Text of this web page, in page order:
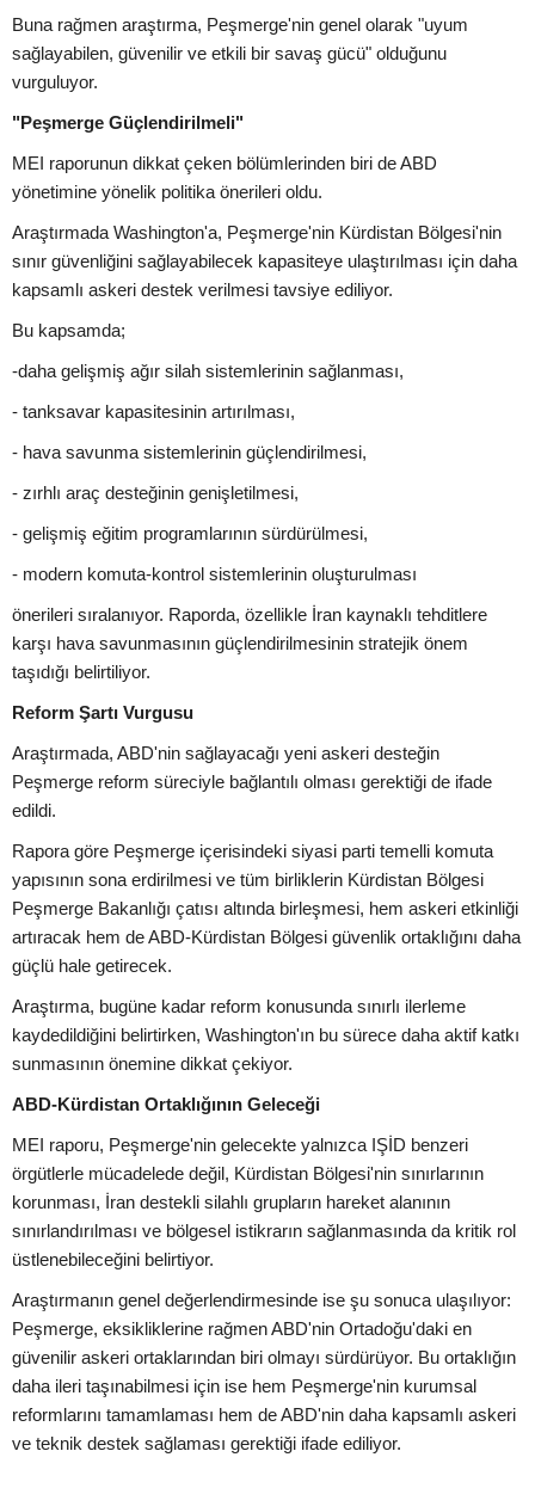
Buna rağmen araştırma, Peşmerge'nin genel olarak "uyum
sağlayabilen, güvenilir ve etkili bir savaş gücü" olduğunu
vurguluyor.
"Peşmerge Güçlendirilmeli"
MEI raporunun dikkat çeken bölümlerinden biri de ABD
yönetimine yönelik politika önerileri oldu.
Araştırmada Washington'a, Peşmerge'nin Kürdistan Bölgesi'nin
sınır güvenliğini sağlayabilecek kapasiteye ulaştırılması için daha
kapsamlı askeri destek verilmesi tavsiye ediliyor.
Bu kapsamda;
-daha gelişmiş ağır silah sistemlerinin sağlanması,
- tanksavar kapasitesinin artırılması,
- hava savunma sistemlerinin güçlendirilmesi,
- zırhlı araç desteğinin genişletilmesi,
- gelişmiş eğitim programlarının sürdürülmesi,
- modern komuta-kontrol sistemlerinin oluşturulması
önerileri sıralanıyor. Raporda, özellikle İran kaynaklı tehditlere
karşı hava savunmasının güçlendirilmesinin stratejik önem
taşıdığı belirtiliyor.
Reform Şartı Vurgusu
Araştırmada, ABD'nin sağlayacağı yeni askeri desteğin
Peşmerge reform süreciyle bağlantılı olması gerektiği de ifade
edildi.
Rapora göre Peşmerge içerisindeki siyasi parti temelli komuta
yapısının sona erdirilmesi ve tüm birliklerin Kürdistan Bölgesi
Peşmerge Bakanlığı çatısı altında birleşmesi, hem askeri etkinliği
artıracak hem de ABD-Kürdistan Bölgesi güvenlik ortaklığını daha
güçlü hale getirecek.
Araştırma, bugüne kadar reform konusunda sınırlı ilerleme
kaydedildiğini belirtirken, Washington'ın bu sürece daha aktif katkı
sunmasının önemine dikkat çekiyor.
ABD-Kürdistan Ortaklığının Geleceği
MEI raporu, Peşmerge'nin gelecekte yalnızca IŞİD benzeri
örgütlerle mücadelede değil, Kürdistan Bölgesi'nin sınırlarının
korunması, İran destekli silahlı grupların hareket alanının
sınırlandırılması ve bölgesel istikrarın sağlanmasında da kritik rol
üstlenebileceğini belirtiyor.
Araştırmanın genel değerlendirmesinde ise şu sonuca ulaşılıyor:
Peşmerge, eksikliklerine rağmen ABD'nin Ortadoğu'daki en
güvenilir askeri ortaklarından biri olmayı sürdürüyor. Bu ortaklığın
daha ileri taşınabilmesi için ise hem Peşmerge'nin kurumsal
reformlarını tamamlaması hem de ABD'nin daha kapsamlı askeri
ve teknik destek sağlaması gerektiği ifade ediliyor.